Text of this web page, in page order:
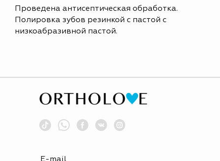
Проведена антисептическая обработка.
Полировка зубов резинкой с пастой с
низкоабразивной пастой.